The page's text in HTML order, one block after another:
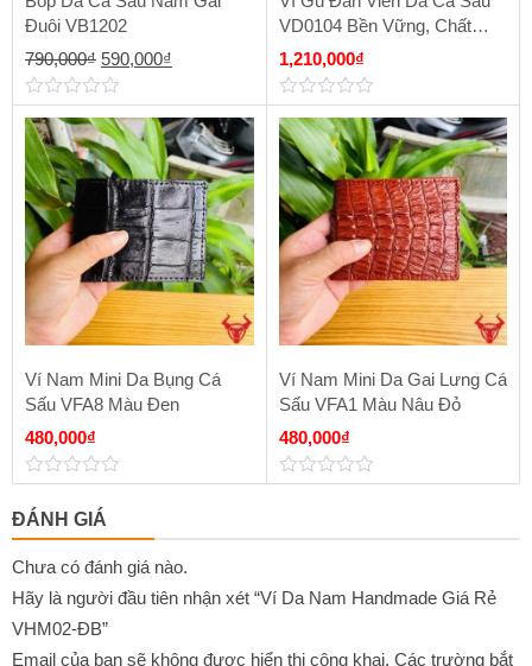
Đuôi VB1202
790,000₫ Giá
gốc
là:
790,000₫.
590,000₫
tại
là:
590,000₫.
0
out
of
5
VD0104 Bền Vững, Chất
Lượng
1,210,000₫
0
out
of
5
Ví Nam Mini Da Bụng Cá
Sấu VFA8 Màu Đen
480,000₫
0
out
of
5
Ví Nam Mini Da Gai Lưng Cá
Sấu VFA1 Màu Nâu Đỏ
480,000₫
0
5
ĐÁNH GIÁ
Chưa có đánh giá nào.
Hãy là người đầu tiên nhận xét “Ví Da Nam Handmade Giá Rẻ
VHM02-ĐB”
Email của bạn sẽ không được hiển thị công khai. Các trường bắt